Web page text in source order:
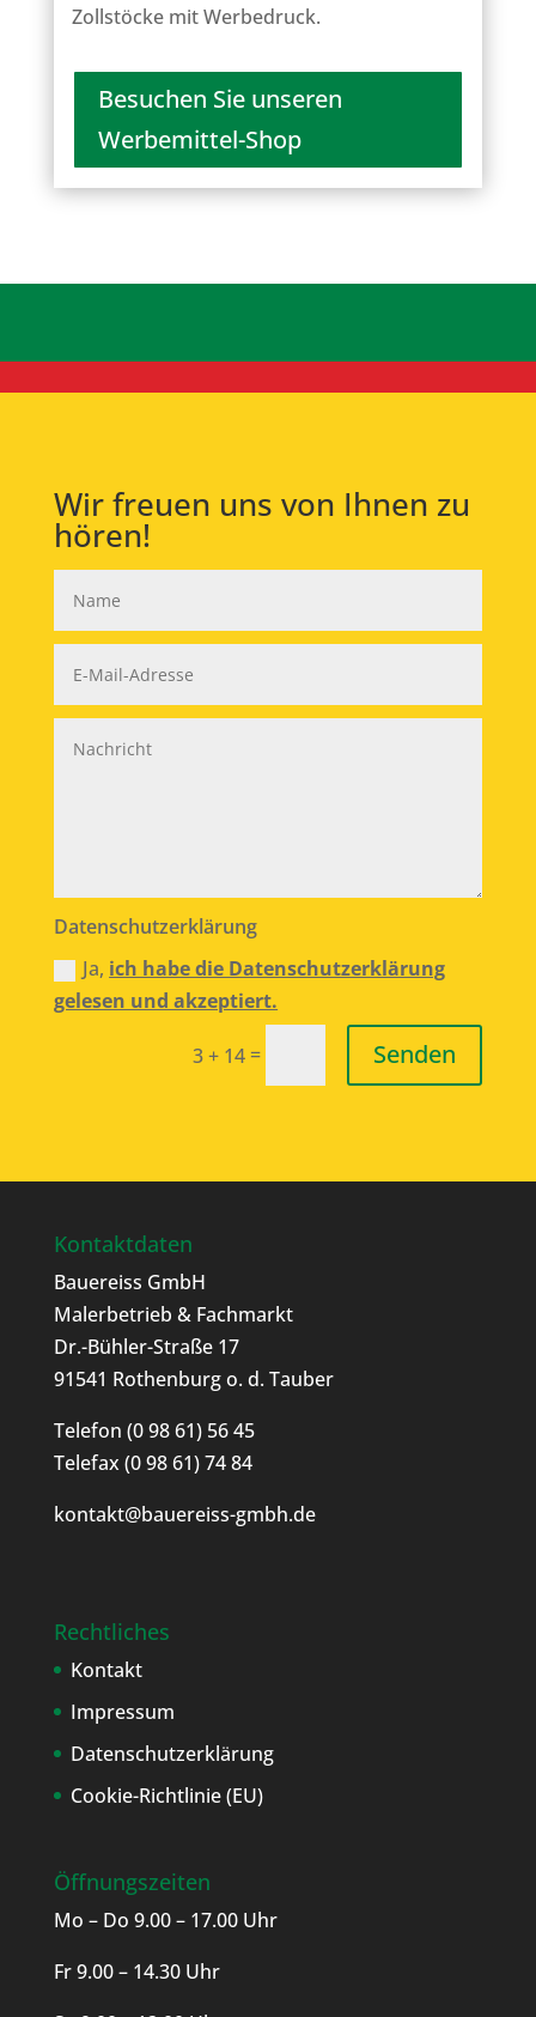
Zollstöcke mit Werbedruck.
Besuchen Sie unseren
Werbemittel-Shop
Wir freuen uns von Ihnen zu
hören!
Datenschutzerklärung
Ja, ich habe die Datenschutzerklärung
gelesen und akzeptiert.
3 + 14= Senden
Kontaktdaten
Bauereiss GmbH
Malerbetrieb & Fachmarkt
Dr.-Bühler-Straße 17
91541 Rothenburg o. d. Tauber
Telefon (0 98 61) 56 45
Telefax (0 98 61) 74 84
kontakt@bauereiss-gmbh.de
Rechtliches
Kontakt
Impressum
Datenschutzerklärung
Cookie-Richtlinie (EU)
Öffnungszeiten
Mo – Do 9.00 – 17.00 Uhr
Fr 9.00 – 14.30 Uhr